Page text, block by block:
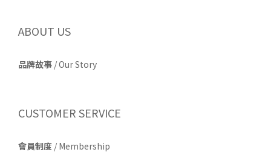
ABOUT US
品牌故事 /Our Story
CUSTOMER SERVICE
會員制度 / Membership